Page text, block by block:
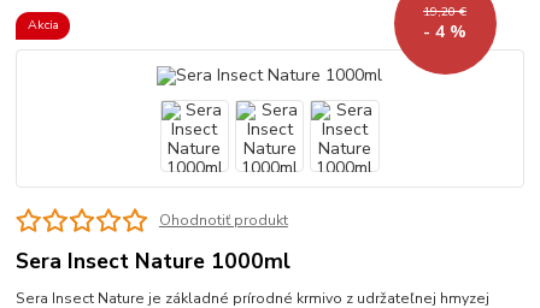
Akcia
19,20 €
- 4 %
Ohodnotiť produkt
Sera Insect Nature 1000ml
Sera Insect Nature je základné prírodné krmivo z udržateľnej hmyzej